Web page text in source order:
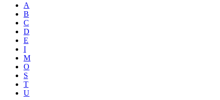
A
B
C
D
E
I
M
O
S
T
U